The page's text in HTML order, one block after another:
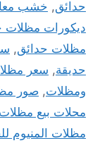
حدائق, خشب
ديكورات مظلات
مظلات حدائق,
حديقة, سعر
ومظلات, صور
محلات بيع
مظلات المنيوم